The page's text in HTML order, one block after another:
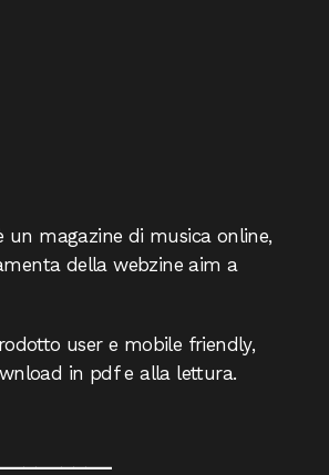
un magazine di musica online,
della webzine aim a
user e mobile friendly,
in pdf e alla lettura.